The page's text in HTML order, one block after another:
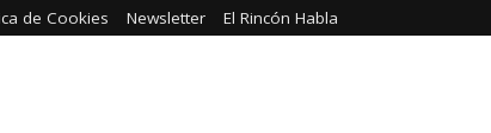
de Cookies Newsletter El Rincón Habla